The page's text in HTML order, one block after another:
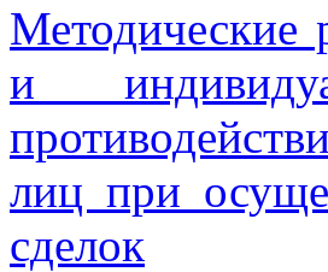
Методические
и
лиц при
сделок